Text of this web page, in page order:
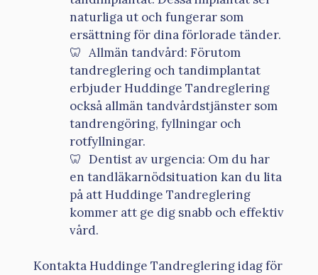
naturliga ut och fungerar som
ersättning för dina förlorade tänder.
Allmän tandvård: Förutom
tandreglering och tandimplantat
erbjuder Huddinge Tandreglering
också allmän tandvårdstjänster som
tandrengöring, fyllningar och
rotfyllningar.
Dentist av urgencia: Om du har
en tandläkarnödsituation kan du lita
på att Huddinge Tandreglering
kommer att ge dig snabb och effektiv
vård.
Kontakta Huddinge Tandreglering idag för